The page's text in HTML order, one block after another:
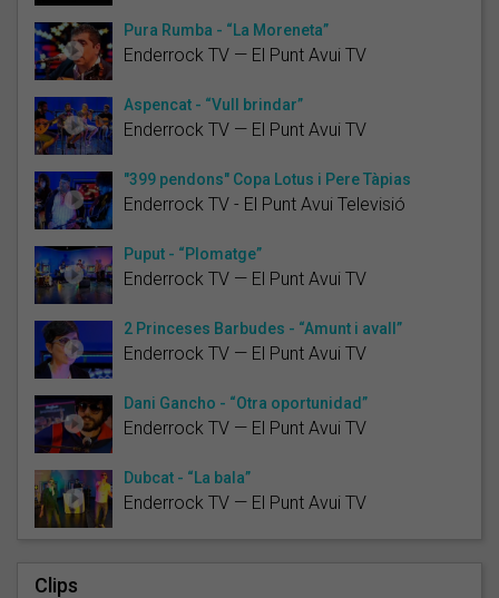
Pura Rumba - “La Moreneta”
Enderrock TV — El Punt Avui TV
Aspencat - “Vull brindar”
Enderrock TV — El Punt Avui TV
"399 pendons" Copa Lotus i Pere Tàpias
Enderrock TV - El Punt Avui Televisió
Puput - “Plomatge”
Enderrock TV — El Punt Avui TV
2 Princeses Barbudes - “Amunt i avall”
Enderrock TV — El Punt Avui TV
Dani Gancho - “Otra oportunidad”
Enderrock TV — El Punt Avui TV
Dubcat - “La bala”
Enderrock TV — El Punt Avui TV
Clips